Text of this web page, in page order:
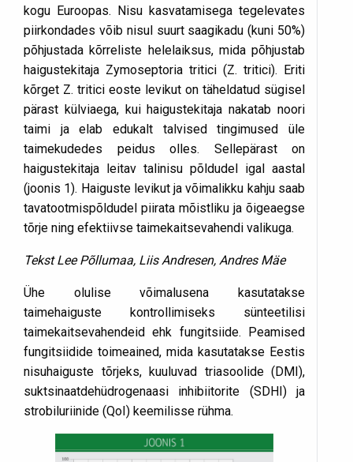
kogu Euroopas. Nisu kasvatamisega tegelevates
piirkondades võib nisul suurt saagikadu (kuni 50%)
põhjustada kõrreliste helelaiksus, mida põhjustab
haigustekitaja Zymoseptoria tritici (Z. tritici). Eriti
kõrget Z. tritici eoste levikut on täheldatud sügisel
pärast külviaega, kui haigustekitaja nakatab noori
taimi ja elab edukalt talvised tingimused üle
taimekudedes peidus olles. Sellepärast on
haigustekitaja leitav talinisu põldudel igal aastal
(joonis 1). Haiguste levikut ja võimalikku kahju saab
tavatootmispõldudel piirata mõistliku ja õigeaegse
tõrje ning efektiivse taimekaitsevahendi valikuga.
Tekst Lee Põllumaa, Liis Andresen, Andres Mäe
Ühe olulise võimalusena kasutatakse
taimehaiguste kontrollimiseks sünteetilisi
taimekaitsevahendeid ehk fungitsiide. Peamised
fungitsiidide toimeained, mida kasutatakse Eestis
nisuhaiguste tõrjeks, kuuluvad triasoolide (DMI),
suktsinaatdehüdrogenaasi inhibiitorite (SDHI) ja
strobiluriinide (QoI) keemilisse rühma.